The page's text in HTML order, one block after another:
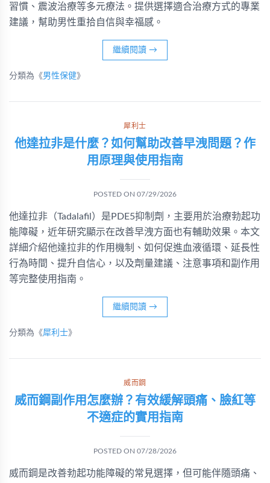
習慣、震波治療等多元療法。提供選擇適合治療方式的專業
建議，幫助男性重拾自信與幸福感。
繼續閱讀 →
分類為《男性保健》
犀利士
他達拉非是什麼？如何幫助改善早洩問題？作
用原理與使用指南
POSTED ON 07/29/2026
他達拉非（Tadalafil）是PDE5抑制劑，主要用於治療勃起功
能障礙，近年研究顯示在改善早洩方面也有輔助效果。本文
詳細介紹他達拉非的作用機制、如何促進血液循環、延長性
行為時間、提升自信心，以及劑量建議、注意事項和副作用
等完整使用指南。
繼續閱讀 →
分類為《犀利士》
威而鋼
威而鋼副作用怎麼辦？有效緩解頭痛、臉紅等
不適症的實用指南
POSTED ON 07/28/2026
威而鋼是改善勃起功能障礙的常見選擇，但可能伴隨頭痛、